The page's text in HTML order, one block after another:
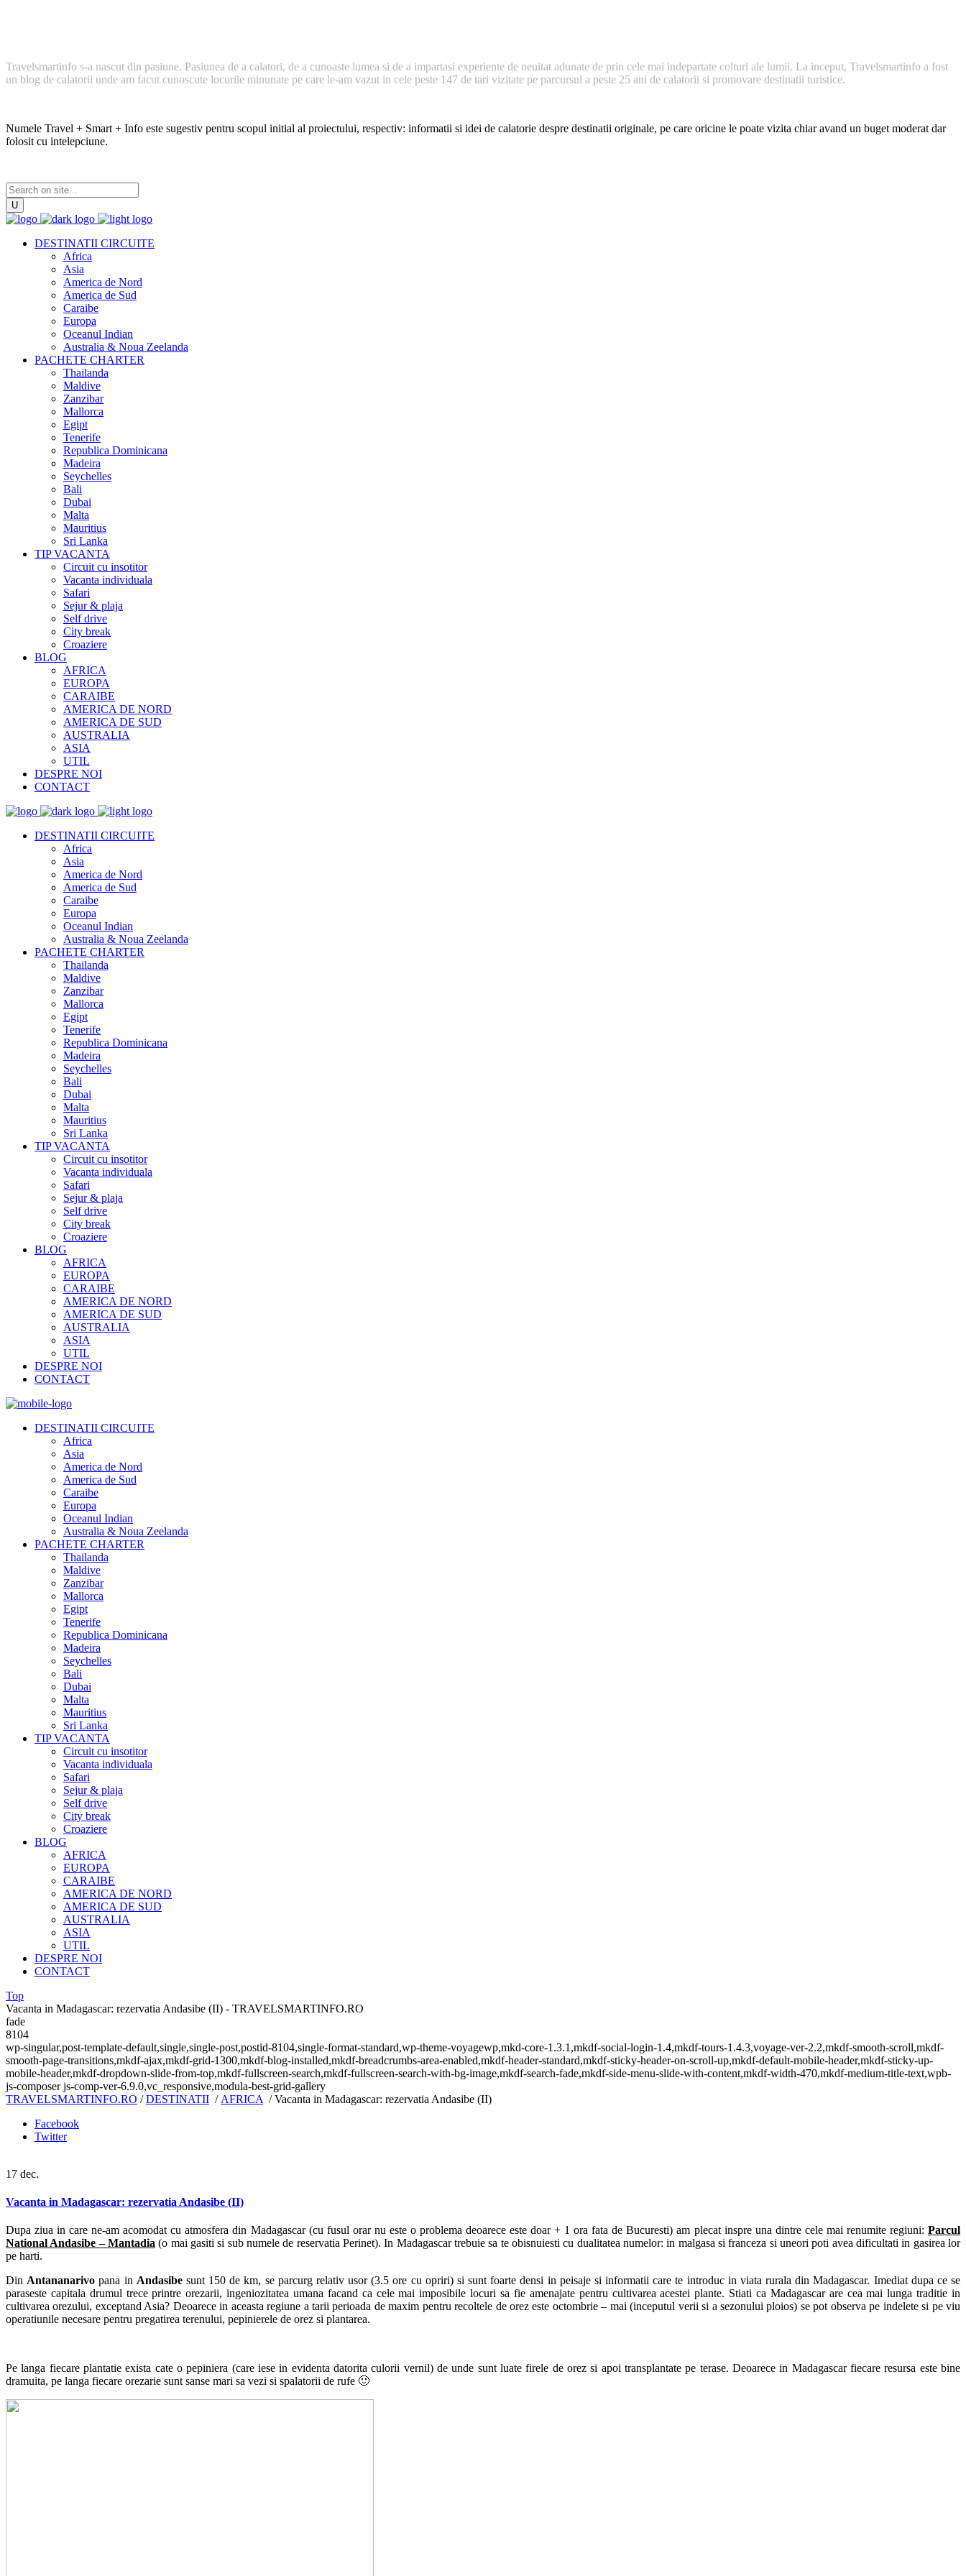
Travelsmartinfo s-a nascut din pasiune. Pasiunea de a calatori, de a cunoaste lumea si de a impartasi experiente de neuitat adunate de prin cele mai indepartate colturi ale lumii. La inceput, Travelsmartinfo a fost
un blog de calatorii unde am facut cunoscute locurile minunate pe care le-am vazut in cele peste 147 de tari vizitate pe parcursul a peste 25 ani de calatorii si promovare destinatii turistice.
Numele Travel + Smart + Info este sugestiv pentru scopul initial al proiectului, respectiv: informatii si idei de calatorie despre destinatii originale, pe care oricine le poate vizita chiar avand un buget moderat dar
folosit cu intelepciune.
DESTINATII CIRCUITE
Africa
Asia
America de Nord
America de Sud
Caraibe
Europa
Oceanul Indian
Australia & Noua Zeelanda
PACHETE CHARTER
Thailanda
Maldive
Zanzibar
Mallorca
Egipt
Tenerife
Republica Dominicana
Madeira
Seychelles
Bali
Dubai
Malta
Mauritius
Sri Lanka
TIP VACANTA
Circuit cu insotitor
Vacanta individuala
Safari
Sejur & plaja
Self drive
City break
Croaziere
BLOG
AFRICA
EUROPA
CARAIBE
AMERICA DE NORD
AMERICA DE SUD
AUSTRALIA
ASIA
UTIL
DESPRE NOI
CONTACT
DESTINATII CIRCUITE
Africa
Asia
America de Nord
America de Sud
Caraibe
Europa
Oceanul Indian
Australia & Noua Zeelanda
PACHETE CHARTER
Thailanda
Maldive
Zanzibar
Mallorca
Egipt
Tenerife
Republica Dominicana
Madeira
Seychelles
Bali
Dubai
Malta
Mauritius
Sri Lanka
TIP VACANTA
Circuit cu insotitor
Vacanta individuala
Safari
Sejur & plaja
Self drive
City break
Croaziere
BLOG
AFRICA
EUROPA
CARAIBE
AMERICA DE NORD
AMERICA DE SUD
AUSTRALIA
ASIA
UTIL
DESPRE NOI
CONTACT
DESTINATII CIRCUITE
Africa
Asia
America de Nord
America de Sud
Caraibe
Europa
Oceanul Indian
Australia & Noua Zeelanda
PACHETE CHARTER
Thailanda
Maldive
Zanzibar
Mallorca
Egipt
Tenerife
Republica Dominicana
Madeira
Seychelles
Bali
Dubai
Malta
Mauritius
Sri Lanka
TIP VACANTA
Circuit cu insotitor
Vacanta individuala
Safari
Sejur & plaja
Self drive
City break
Croaziere
BLOG
AFRICA
EUROPA
CARAIBE
AMERICA DE NORD
AMERICA DE SUD
AUSTRALIA
ASIA
UTIL
DESPRE NOI
CONTACT
Top
Vacanta in Madagascar: rezervatia Andasibe (II) - TRAVELSMARTINFO.RO
fade
8104
wp-singular,post-template-default,single,single-post,postid-8104,single-format-standard,wp-theme-voyagewp,mkd-core-1.3.1,mkdf-social-login-1.4,mkdf-tours-1.4.3,voyage-ver-2.2,mkdf-smooth-scroll,mkdf-
smooth-page-transitions,mkdf-ajax,mkdf-grid-1300,mkdf-blog-installed,mkdf-breadcrumbs-area-enabled,mkdf-header-standard,mkdf-sticky-header-on-scroll-up,mkdf-default-mobile-header,mkdf-sticky-up-
mobile-header,mkdf-dropdown-slide-from-top,mkdf-fullscreen-search,mkdf-fullscreen-search-with-bg-image,mkdf-search-fade,mkdf-side-menu-slide-with-content,mkdf-width-470,mkdf-medium-title-text,wpb-
js-composer js-comp-ver-6.9.0,vc_responsive,modula-best-grid-gallery
TRAVELSMARTINFO.RO /DESTINATII / AFRICA /Vacanta in Madagascar: rezervatia Andasibe (II)
Facebook
Twitter
17 dec.
Vacanta in Madagascar: rezervatia Andasibe (II)
Dupa ziua in care ne-am acomodat cu atmosfera din Madagascar (cu fusul orar nu este o problema deoarece este doar + 1 ora fata de Bucuresti) am plecat inspre una dintre cele mai renumite regiuni: Parcul
National Andasibe – Mantadia (o mai gasiti si sub numele de reservatia Perinet). In Madagascar trebuie sa te obisnuiesti cu dualitatea numelor: in malgasa si franceza si uneori poti avea dificultati in gasirea lor
pe harti.
Din Antananarivo pana in Andasibesunt 150 de km, se parcurg relativ usor (3.5 ore cu opriri) si sunt foarte densi in peisaje si informatii care te introduc in viata rurala din Madagascar. Imediat dupa ce se
paraseste capitala drumul trece printre orezarii, ingeniozitatea umana facand ca cele mai imposibile locuri sa fie amenajate pentru cultivarea acestei plante. Stiati ca Madagascar are cea mai lunga traditie in
cultivarea orezului, exceptand Asia? Deoarece in aceasta regiune a tarii perioada de maxim pentru recoltele de orez este octombrie – mai (inceputul verii si a sezonului ploios) se pot observa pe indelete si pe viu
operatiunile necesare pentru pregatirea terenului, pepinierele de orez si plantarea.
Pe langa fiecare plantatie exista cate o pepiniera (care iese in evidenta datorita culorii vernil) de unde sunt luate firele de orez si apoi transplantate pe terase. Deoarece in Madagascar fiecare resursa este bine
dramuita, pe langa fiecare orezarie sunt sanse mari sa vezi si spalatorii de rufe 🙂